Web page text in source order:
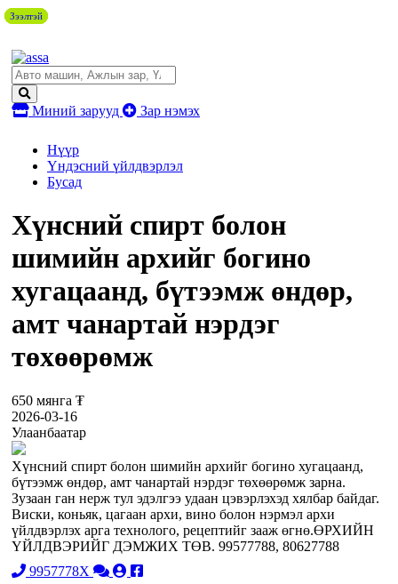
Миний зарууд Зар нэмэх
Нүүр
Үндэсний үйлдвэрлэл
Бусад
Хүнсний спирт болон
шимийн архийг богино
хугацаанд, бүтээмж өндөр,
амт чанартай нэрдэг
төхөөрөмж
650 мянга ₮
2026-03-16
Улаанбаатар
Хүнсний спирт болон шимийн архийг богино хугацаанд,
бүтээмж өндөр, амт чанартай нэрдэг төхөөрөмж зарна.
Зузаан ган нерж тул эдэлгээ удаан цэвэрлэхэд хялбар байдаг.
Виски, коньяк, цагаан архи, вино болон нэрмэл архи
үйлдвэрлэх арга технолого, рецептийг зааж өгнө.ӨРХИЙН
ҮЙЛДВЭРИЙГ ДЭМЖИХ ТӨВ. 99577788, 80627788
9957778X
Зээлтэй
Зээлтэй
Зээлтэй
Зээлтэй